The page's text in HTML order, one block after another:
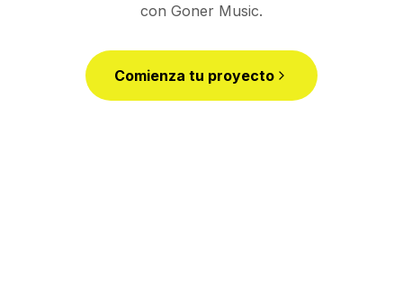
con Goner Music.
Comienza tu proyecto